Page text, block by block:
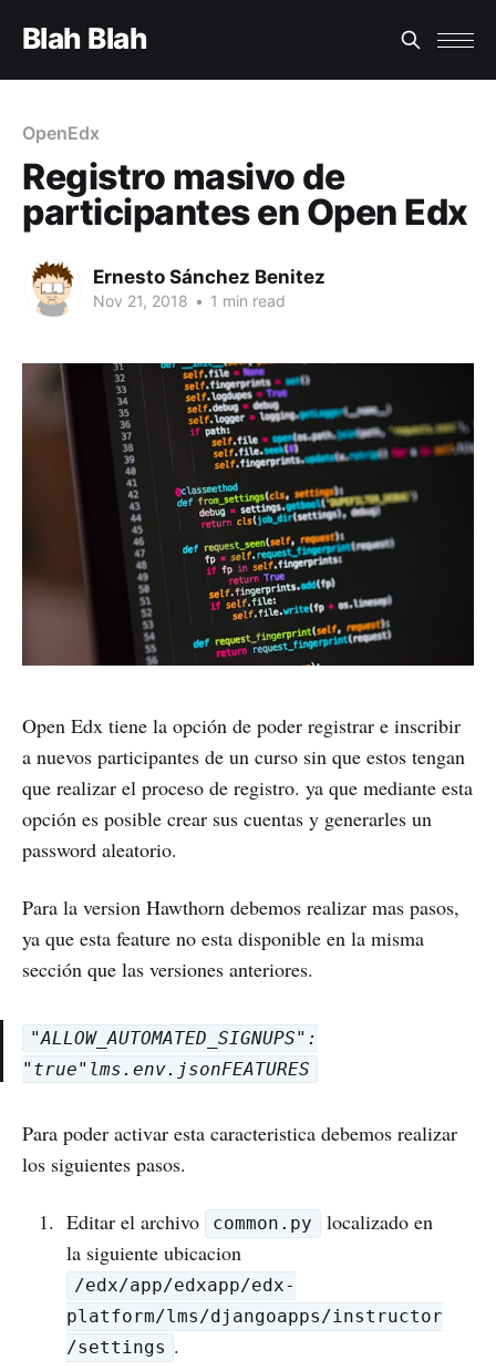
Blah Blah
OpenEdx
Registro masivo de
participantes en Open Edx
Ernesto Sánchez Benitez
Nov 21, 2018 • 1 min read
Open Edx tiene la opción de poder registrar e inscribir
a nuevos participantes de un curso sin que estos tengan
que realizar el proceso de registro. ya que mediante esta
opción es posible crear sus cuentas y generarles un
password aleatorio.
Para la version Hawthorn debemos realizar mas pasos,
ya que esta feature no esta disponible en la misma
sección que las versiones anteriores.
"ALLOW_AUTOMATED_SIGNUPS":
"true"lms.env.jsonFEATURES
Para poder activar esta caracteristica debemos realizar
los siguientes pasos.
Editar el archivo common.py
localizado en
la siguiente ubicacion
/edx/app/edxapp/edx-
platform/lms/djangoapps/instructor
/settings .